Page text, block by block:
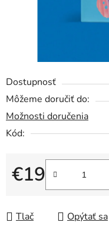
Dostupnosť
Môžeme doručiť do:
Možnosti doručenia
Kód:
€19
Jednotková cena:
Tlač Opýtať sa